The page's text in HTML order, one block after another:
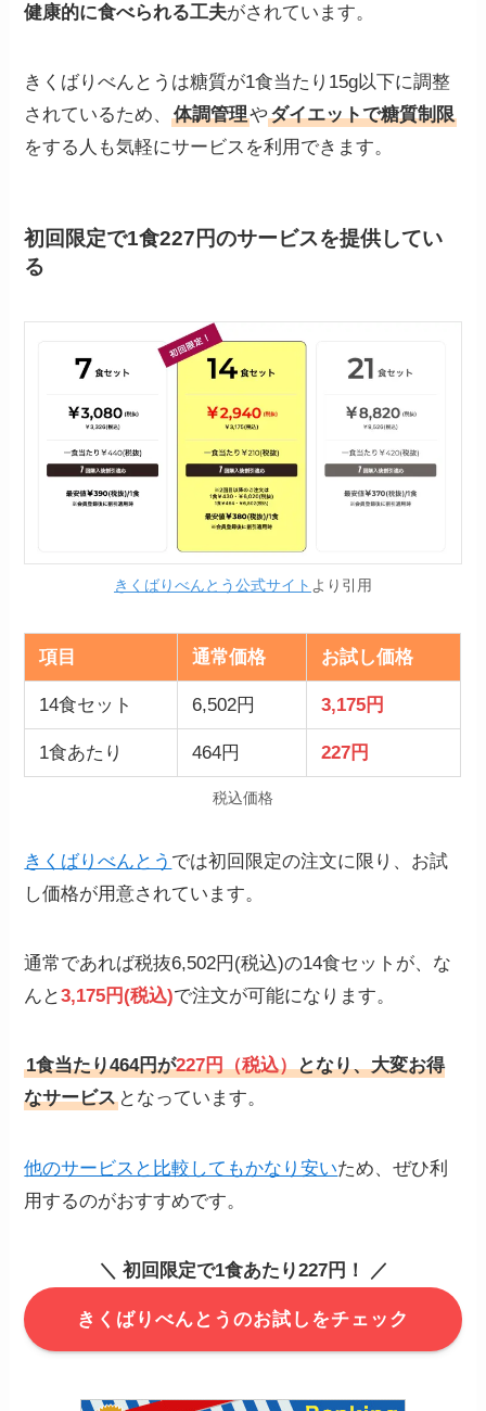
健康的に食べられる工夫がされています。
きくばりべんとうは糖質が1食当たり15g以下に調整
されているため、体調管理やダイエットで糖質制限
をする人も気軽にサービスを利用できます。
初回限定で1食227円のサービスを提供してい
る
きくばりべんとう公式サイト より引用
項目 通常価格 お試し価格
14食セット 6,502円 3,175円
1食あたり 464円 227円
税込価格
きくばりべんとう では初回限定の注文に限り、お試
し価格が用意されています。
通常であれば税抜6,502円(税込)の14食セットが、な
んと3,175円(税込)で注文が可能になります。
1食当たり464円が227円（税込）となり、大変お得
なサービス となっています。
他のサービスと比較してもかなり安いため、ぜひ利
用するのがおすすめです。
＼ 初回限定で1食あたり227円！ ／
きくばりべんとうのお試しをチェック